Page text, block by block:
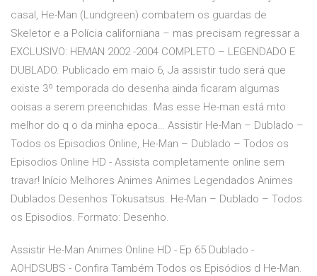
casal, He-Man (Lundgreen) combatem os guardas de
Skeletor e a Polícia californiana – mas precisam regressar a
EXCLUSIVO: HEMAN 2002 -2004 COMPLETO – LEGENDADO E
DUBLADO. Publicado em maio 6, Ja assistir tudo será que
existe 3º temporada do desenha ainda ficaram algumas
ooisas a serem preenchidas. Mas esse He-man está mto
melhor do q o da minha epoca… Assistir He-Man – Dublado –
Todos os Episodios Online, He-Man – Dublado – Todos os
Episodios Online HD - Assista completamente online sem
travar! Início Melhores Animes Animes Legendados Animes
Dublados Desenhos Tokusatsus. He-Man – Dublado – Todos
os Episodios. Formato: Desenho.
Assistir He-Man Animes Online HD - Ep 65 Dublado -
AOHDSUBS - Confira Também Todos os Episódios d He-Man.